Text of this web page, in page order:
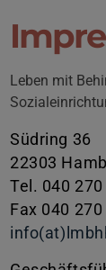
Leben mit
Südring 36
22303
Tel. 040 270
Fax 040